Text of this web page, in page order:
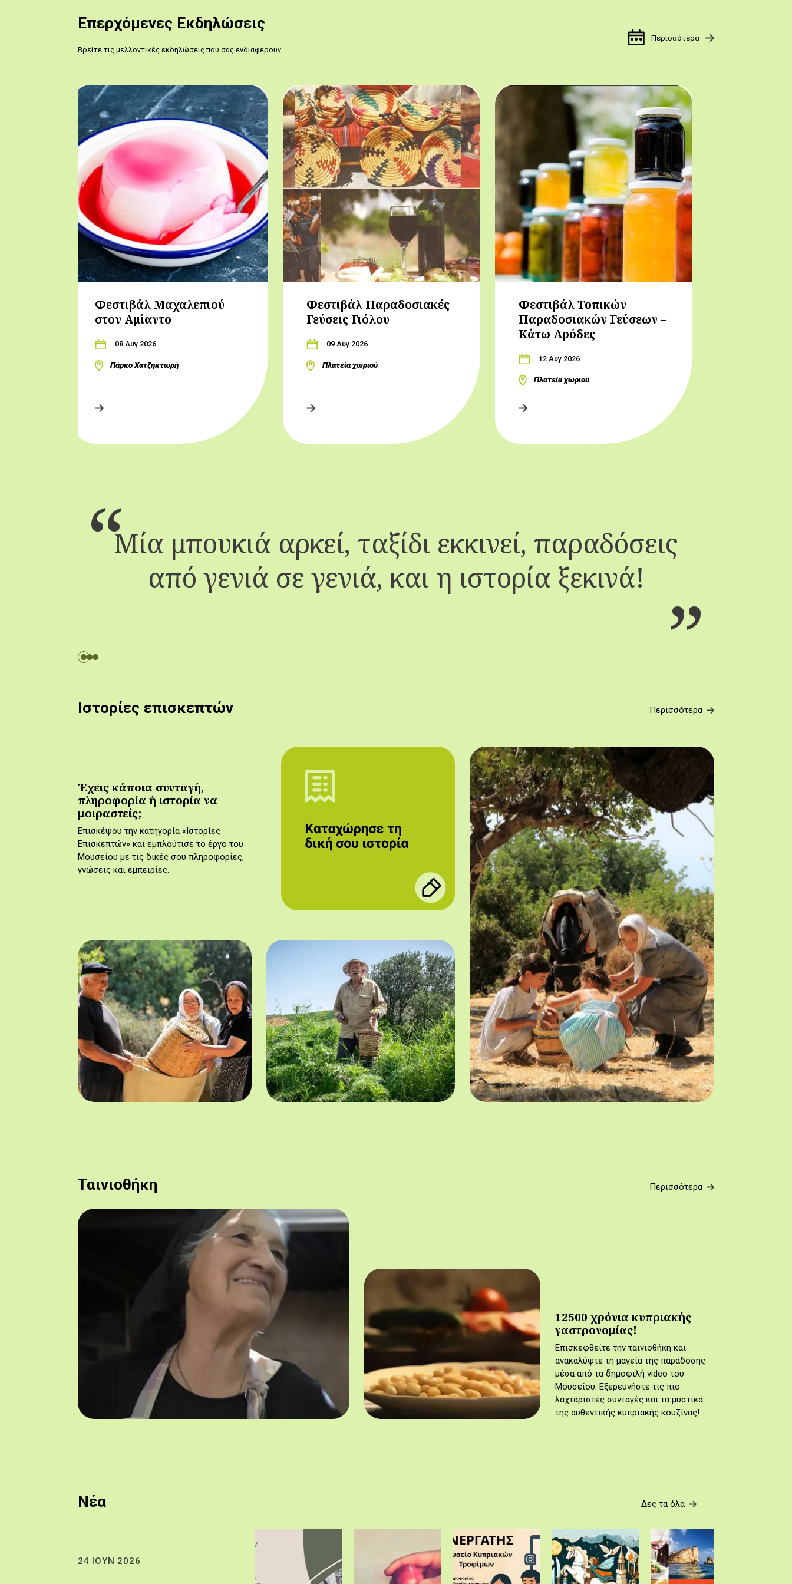
Επερχόμενες Εκδηλώσεις
Βρείτε τις μελλοντικές εκδηλώσεις που σας ενδιαφέρουν
Φεστιβάλ Μαχαλεπιού
στον Αμίαντο
08 Αυγ 2026
Πάρκο Χατζηκτωρή
Φεστιβάλ Παραδοσιακές
Γεύσεις Γιόλου
09 Αυγ 2026
Πλατεία χωριού
Φεστιβάλ Τοπικών
Παραδοσιακών Γεύσεων –
Κάτω Αρόδες
12 Αυγ 2026
Πλατεία χωριού
Περισσότερα
Μία μπουκιά αρκεί, ταξίδι εκκινεί, παραδόσεις
από γενιά σε γενιά, και η ιστορία ξεκινά!
Ιστορίες επισκεπτών Περισσότερα
Έχεις κάποια συνταγή,
πληροφορία ή ιστορία να
μοιραστείς;
Επισκέψου την κατηγορία «Ιστορίες
Επισκεπτών» και εμπλούτισε το έργο του
Μουσείου με τις δικές σου πληροφορίες,
γνώσεις και εμπειρίες.
Ταινιοθήκη Περισσότερα
12500 χρόνια κυπριακής
γαστρονομίας!
Επισκεφθείτε την ταινιοθήκη και
ανακαλύψτε τη μαγεία της παράδοσης
μέσα από τα δημοφιλή video του
Μουσείου. Εξερευνήστε τις πιο
λαχταριστές συνταγές και τα μυστικά
της αυθεντικής κυπριακής κουζίνας!
Νέα Δες τα όλα
24 ΙΟΥΝ 2026